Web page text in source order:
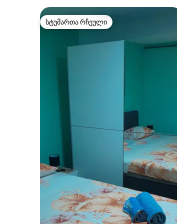
სტუმართა რჩეული
სტუმართა რჩეული